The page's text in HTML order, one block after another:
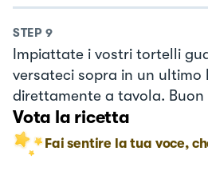
STEP 9
Impiattate i vostri tortelli
versateci sopra in un ultimo
direttamente a tavola.
Vota la ricetta
Fai sentire la tua voce,